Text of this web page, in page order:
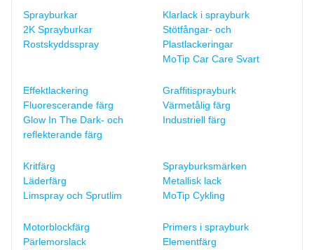
Sprayburkar
2K Sprayburkar
Rostskyddsspray
Klarlack i sprayburk
Stötfångar- och
Plastlackeringar
MoTip Car Care Svart
Effektlackering
Fluorescerande färg
Glow In The Dark- och
reflekterande färg
Graffitisprayburk
Värmetålig färg
Industriell färg
Kritfärg
Läderfärg
Limspray och Sprutlim
Sprayburksmärken
Metallisk lack
MoTip Cykling
Motorblockfärg
Pärlemorslack
Primers i sprayburk
Elementfärg